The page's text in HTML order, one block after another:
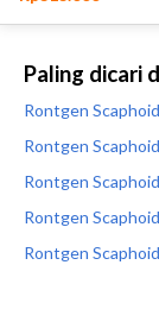
Paling dicari
Rontgen
Rontgen
Rontgen
Rontgen
Rontgen